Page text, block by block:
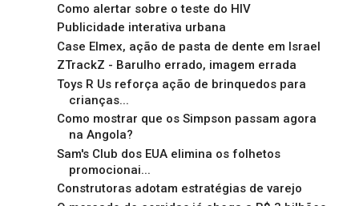
Como alertar sobre o teste do HIV
Publicidade interativa urbana
Case Elmex, ação de pasta de dente em Israel
ZTrackZ - Barulho errado, imagem errada
Toys R Us reforça ação de brinquedos para
crianças...
Como mostrar que os Simpson passam agora
na Angola?
Sam's Club dos EUA elimina os folhetos
promocionai...
Construtoras adotam estratégias de varejo